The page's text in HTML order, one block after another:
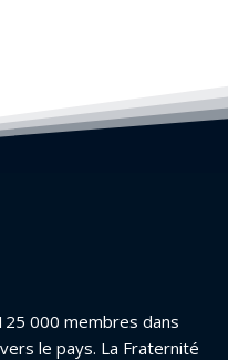
000 membres dans
le pays. La Fraternité